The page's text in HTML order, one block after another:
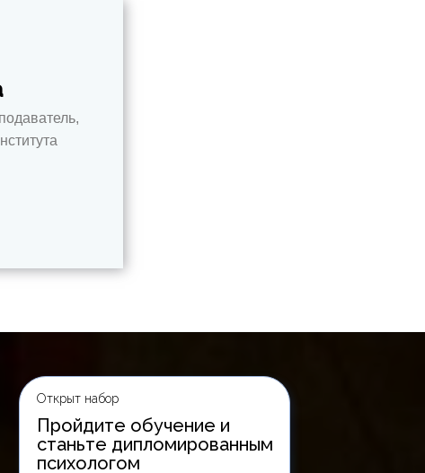
Открыт набор
Пройдите обучение и
станьте дипломированным
психологом